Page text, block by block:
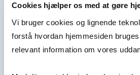
Cookies hjælper os med at gøre
Vi bruger cookies og lignende
forstå hvordan hjemmesiden
relevant information om vores
Følelserne har indtaget
topchefer er i dag forpligtede til
højde for medarbejdernes
forskning viser, at kravet om at…